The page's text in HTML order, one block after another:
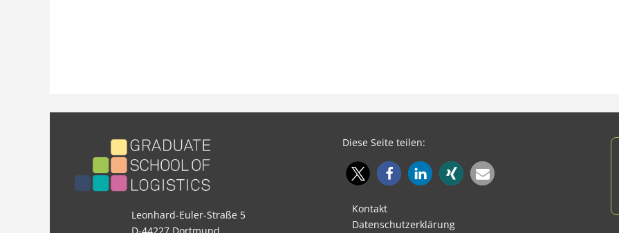
Leonhard-Euler-Straße 5
D-44227 Dortmund
Diese Seite teilen:
Kontakt
Datenschutzerklärung